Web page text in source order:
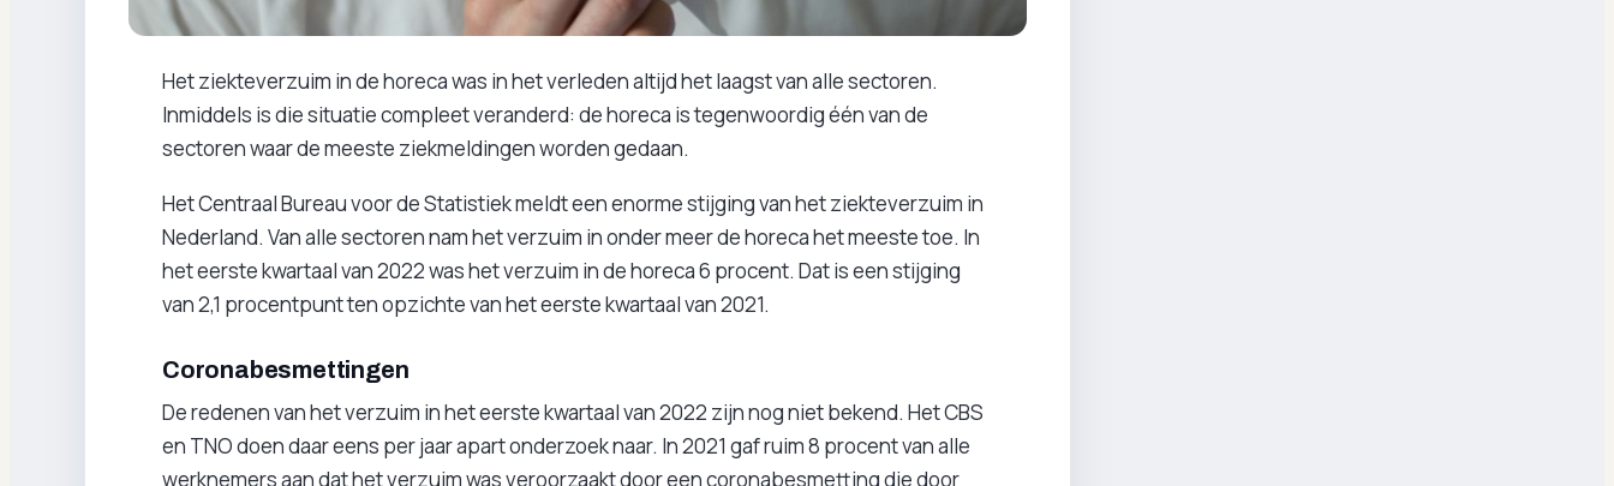
Het ziekteverzuim in de horeca was in het verleden altijd het laagst van alle sectoren.
Inmiddels is die situatie compleet veranderd: de horeca is tegenwoordig één van de
sectoren waar de meeste ziekmeldingen worden gedaan.
Het Centraal Bureau voor de Statistiek meldt een enorme stijging van het ziekteverzuim in
Nederland. Van alle sectoren nam het verzuim in onder meer de horeca het meeste toe. In
het eerste kwartaal van 2022 was het verzuim in de horeca 6 procent. Dat is een stijging
van 2,1 procentpunt ten opzichte van het eerste kwartaal van 2021.
Coronabesmettingen
De redenen van het verzuim in het eerste kwartaal van 2022 zijn nog niet bekend. Het CBS
en TNO doen daar eens per jaar apart onderzoek naar. In 2021 gaf ruim 8 procent van alle
werknemers aan dat het verzuim was veroorzaakt door een coronabesmetting die door